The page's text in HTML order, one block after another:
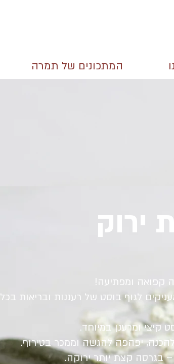
המתכונים של תמרה
ירוק
קפואה ומפתיעה!
לגוף בוסט של רעננות ובריאות בכל
ומרענן במיוחד.
יפהפה להגשה וממכר בטירוף.
– בגרסה קצת יותר ירוקה.